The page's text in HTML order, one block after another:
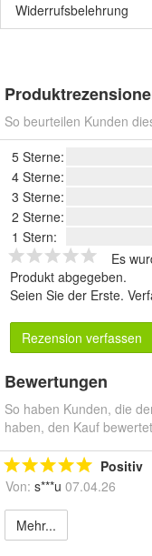
Widerrufsbelehrung
So beurteilen Kunden
5 Sterne:
4 Sterne:
3 Sterne:
2 Sterne:
1 Stern:
Es
Produkt abgegeben.
Seien Sie der Erste.
Rezension verfassen
Bewertungen
So haben Kunden, die
haben, den Kauf
Positiv
Von: s***u 07.04.26
Mehr...